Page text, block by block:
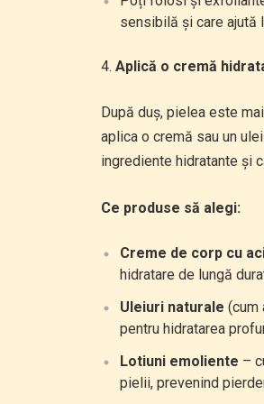
sensibilă și care ajută
Aplică o cremă
După duș, pielea este
aplica o cremă sau un
ingrediente hidratante și
Ce produse să alegi:
Creme de corp cu
hidratare de lungă
Uleiuri naturale (cum
pentru hidratarea
Lotiuni emoliente –
pielii, prevenind